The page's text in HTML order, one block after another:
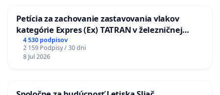
Petícia za zachovanie zastavovania vlakov
kategórie Expres (Ex) TATRAN v železničnej
stanici Púchov
4 530 podpisov
2 159 Podpisy / 30 dni
8 Jul 2026